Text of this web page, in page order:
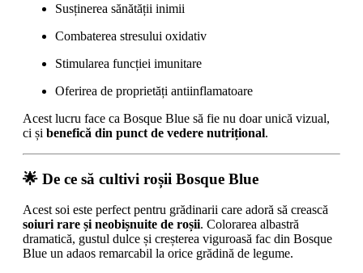
Susținerea sănătății inimii
Combaterea stresului oxidativ
Stimularea funcției imunitare
Oferirea de proprietăți antiinflamatoare
Acest lucru face ca Bosque Blue să fie nu doar unică vizual,
ci și benefică din punct de vedere nutrițional.
🌟 De ce să cultivi roșii Bosque Blue
Acest soi este perfect pentru grădinarii care adoră să crească
soiuri rare și neobișnuite de roșii. Colorarea albastră
dramatică, gustul dulce și creșterea viguroasă fac din Bosque
Blue un adaos remarcabil la orice grădină de legume.